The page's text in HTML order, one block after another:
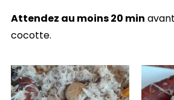
Attendez au moins 20 min
cocotte.